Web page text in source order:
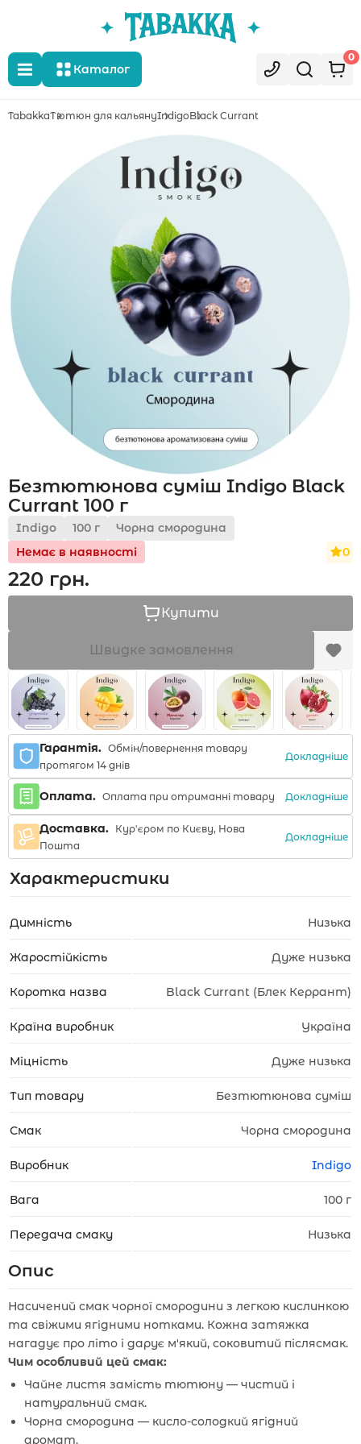
Каталог
0
Укр
TabakkaТютюн для кальянуIndigoBlack Currant
Безтютюнова суміш Indigo Black
Currant 100 г
Indigo 100 г
Чорна смородина
Немає в наявності
0
220 грн.
Купити
Швидке замовлення
Гарантія. Обмін/повернення товару
протягом 14 днів
Докладніше
Оплата. Оплата при отриманні товару Докладніше
Доставка. Кур'єром по Києву, Нова
Пошта
Докладніше
Характеристики
Димність Низька
Жаростійкість Дуже низька
Коротка назва Black Currant (Блек Керрант)
Країна виробник Україна
Міцність Дуже низька
Тип товару Безтютюнова суміш
Смак Чорна смородина
Виробник Indigo
Вага 100 г
Передача смаку Низька
Опис
Насичений смак чорної смородини з легкою кислинкою
та свіжими ягідними нотками. Кожна затяжка
нагадує про літо і дарує м'який, соковитий післясмак.
Чим особливий цей смак:
Чайне листя замість тютюну — чистий і
натуральний смак.
Чорна смородина — кисло-солодкий ягідний
аромат.